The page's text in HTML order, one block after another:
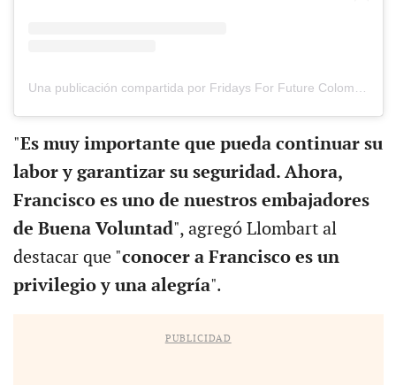
"Es muy importante que pueda continuar su
labor y garantizar su seguridad. Ahora,
Francisco es uno de nuestros embajadores
de Buena Voluntad", agregó Llombart al
destacar que "conocer a Francisco es un
privilegio y una alegría".
PUBLICIDAD